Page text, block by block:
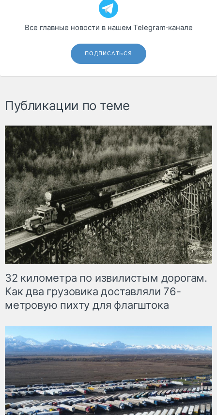
Все главные новости в нашем Telegram‑канале
ПОДПИСАТЬСЯ
Публикации по теме
32 километра по извилистым дорогам.
Как два грузовика доставляли 76-
метровую пихту для флагштока